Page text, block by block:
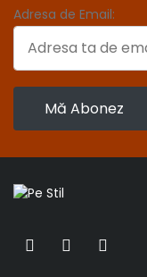
Adresa de Email: